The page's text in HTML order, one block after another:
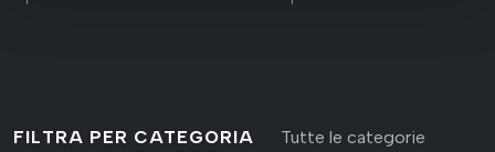
FILTRA PER CATEGORIA
Tutte le categorie